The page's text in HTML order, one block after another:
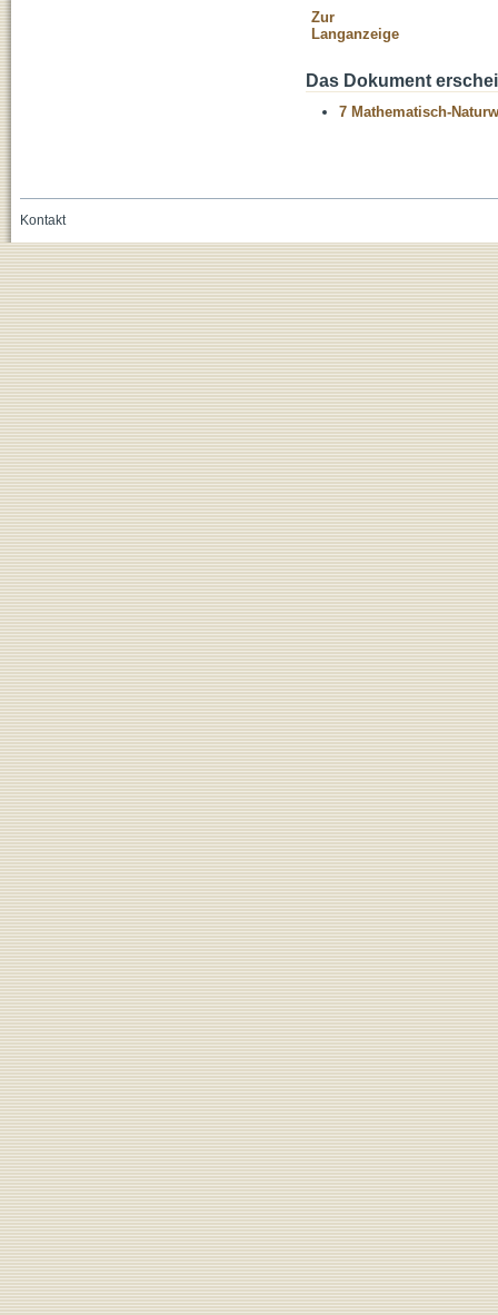
Zur
Langanzeige
Das Dokument
7 Mathematisch-
Kontakt